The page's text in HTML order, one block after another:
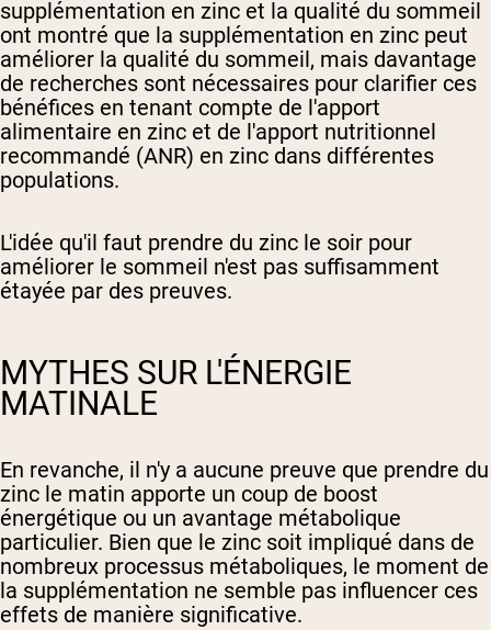
supplémentation en zinc et la qualité du sommeil
ont montré que la supplémentation en zinc peut
améliorer la qualité du sommeil, mais davantage
de recherches sont nécessaires pour clarifier ces
bénéfices en tenant compte de l'apport
alimentaire en zinc et de l'apport nutritionnel
recommandé (ANR) en zinc dans différentes
populations.
L'idée qu'il faut prendre du zinc le soir pour
améliorer le sommeil n'est pas suffisamment
étayée par des preuves.
MYTHES SUR L'ÉNERGIE
MATINALE
En revanche, il n'y a aucune preuve que prendre du
zinc le matin apporte un coup de boost
énergétique ou un avantage métabolique
particulier. Bien que le zinc soit impliqué dans de
nombreux processus métaboliques, le moment de
la supplémentation ne semble pas influencer ces
effets de manière significative.